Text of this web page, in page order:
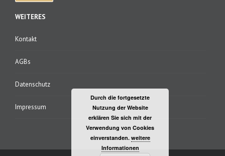
WEITERES
Kontakt
AGBs
Datenschutz
Impressum
Durch die fortgesetzte
Nutzung der Website
erklären Sie sich mit der
Verwendung von Cookies
einverstanden. weitere
Informationen